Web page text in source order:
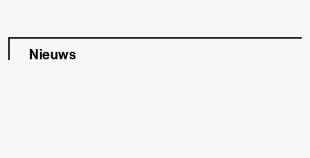
Nieuws